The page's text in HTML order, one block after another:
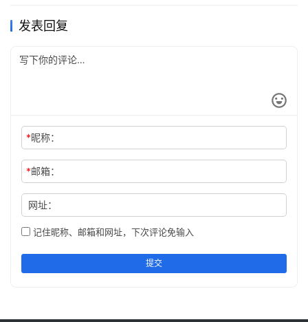
发表回复
*昵称：
*邮箱：
网址：
记住昵称、邮箱和网址，下次评论免输入
提交